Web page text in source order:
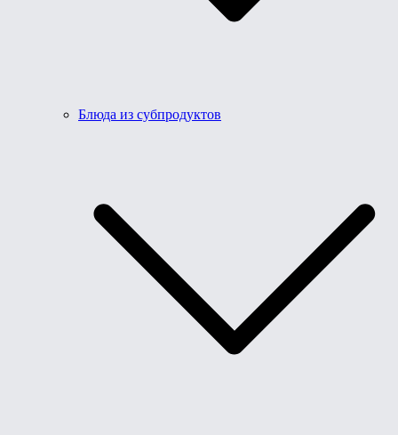
Блюда из субпродуктов